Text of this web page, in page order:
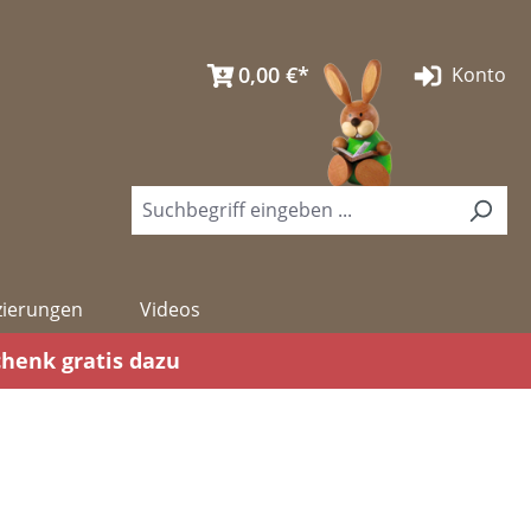
0,00 €* Konto
Videos
gratis dazu